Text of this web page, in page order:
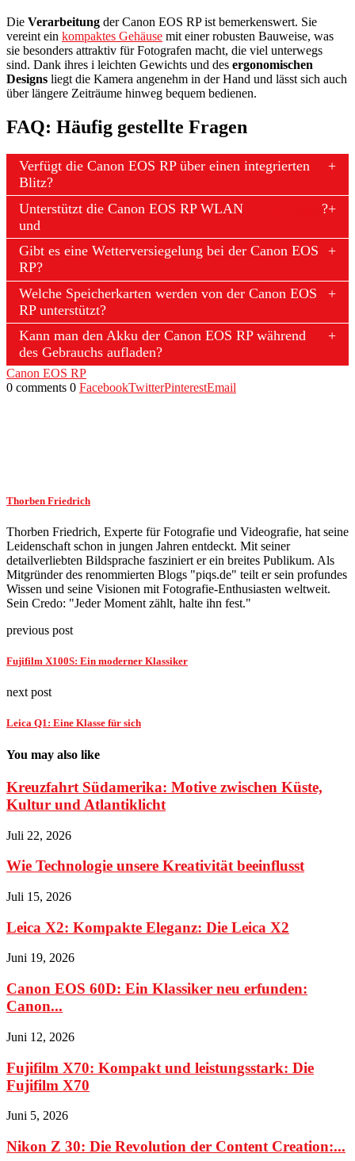
Die Verarbeitung der Canon EOS RP ist bemerkenswert. Sie
vereint ein kompaktes Gehäuse mit einer robusten Bauweise, was
sie besonders attraktiv für Fotografen macht, die viel unterwegs
sind. Dank ihres i leichten Gewichts und des ergonomischen
Designs liegt die Kamera angenehm in der Hand und lässt sich auch
über längere Zeiträume hinweg bequem bedienen.
FAQ: Häufig gestellte Fragen
Verfügt die Canon EOS RP über einen integrierten
Blitz?
Unterstützt die Canon EOS RP WLAN
und
?
Gibt es eine Wetterversiegelung bei der Canon EOS
RP?
Welche Speicherkarten werden von der Canon EOS
RP unterstützt?
Kann man den Akku der Canon EOS RP während
des Gebrauchs aufladen?
Canon EOS RP
0 comments 0 FacebookTwitterPinterestEmail
Thorben Friedrich
Thorben Friedrich, Experte für Fotografie und Videografie, hat seine
Leidenschaft schon in jungen Jahren entdeckt. Mit seiner
detailverliebten Bildsprache fasziniert er ein breites Publikum. Als
Mitgründer des renommierten Blogs "piqs.de" teilt er sein profundes
Wissen und seine Visionen mit Fotografie-Enthusiasten weltweit.
Sein Credo: "Jeder Moment zählt, halte ihn fest."
previous post
Fujifilm X100S: Ein moderner Klassiker
next post
Leica Q1: Eine Klasse für sich
You may also like
Kreuzfahrt Südamerika: Motive zwischen Küste,
Kultur und Atlantiklicht
Juli 22, 2026
Wie Technologie unsere Kreativität beeinflusst
Juli 15, 2026
Leica X2: Kompakte Eleganz: Die Leica X2
Juni 19, 2026
Canon EOS 60D: Ein Klassiker neu erfunden:
Canon...
Juni 12, 2026
Fujifilm X70: Kompakt und leistungsstark: Die
Fujifilm X70
Juni 5, 2026
Nikon Z 30: Die Revolution der Content Creation:...